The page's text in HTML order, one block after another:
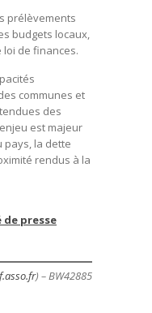
prélèvements
budgets locaux,
de finances.
communes et
des
est majeur
pays, la dette
rendus à la
de presse
) – BW42885